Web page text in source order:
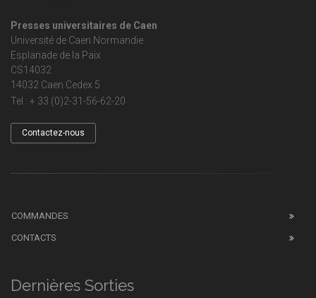
Presses universitaires de Caen
Université de Caen Normandie
Esplanade de la Paix
CS14032
14032 Caen Cedex 5
Tel : + 33 (0)2-31-56-62-20
Contactez-nous
COMMANDES
CONTACTS
Dernières Sorties